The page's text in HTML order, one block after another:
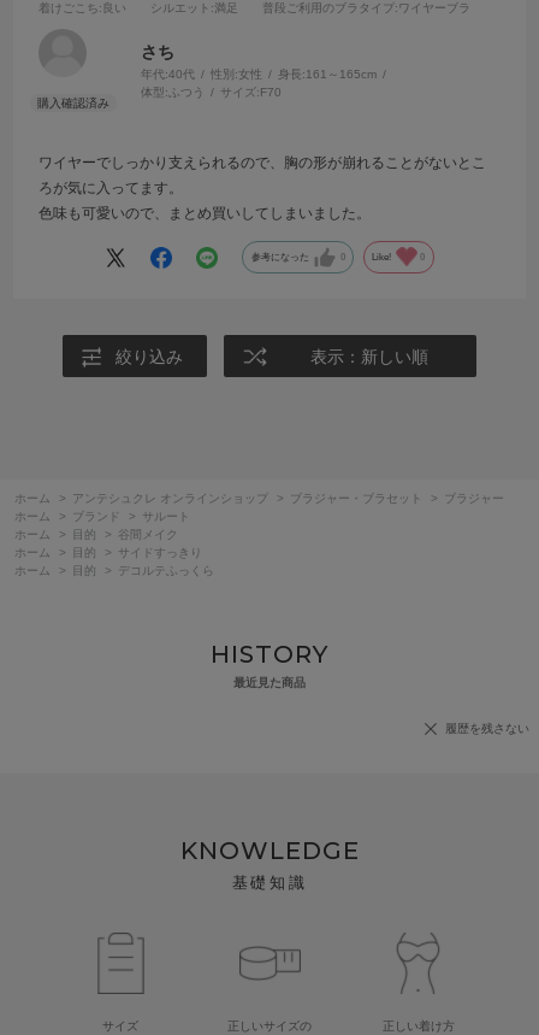
着けごこち:良い シルエット :満足 普段ご利用のブラタイプ :ワイヤーブラ
さち
年代:40代 性別:女性 身長:161～165cm
体型: ふつう サイズ:F70
ワイヤーでしっかり支えられるので、胸の形が崩れることがないとこ
ろが気に入ってます。
色味も可愛いので、まとめ買いしてしまいました。
参考になった 0 Like! 0
絞り込み 表示：新しい順
ホーム > アンテシュクレ オンラインショップ > ブラジャー・ブラセット >
ブラジャー
ホーム
> ブランド >
サルート
ホーム
> 目的 >
谷間メイク
ホーム
> 目的 >
サイドすっきり
ホーム
> 目的 > デコルテふっくら
HISTORY
最近見た商品
履歴を残さない
KNOWLEDGE
基礎知識
サイズ
正しいサイズの
正しい着け方